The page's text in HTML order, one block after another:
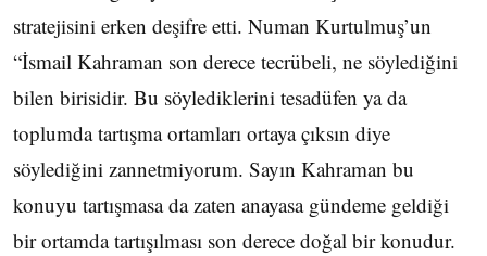
stratejisini erken deşifre etti. Numan Kurtulmuş’un
“İsmail Kahraman son derece tecrübeli, ne söylediğini
bilen birisidir. Bu söylediklerini tesadüfen ya da
toplumda tartışma ortamları ortaya çıksın diye
söylediğini zannetmiyorum. Sayın Kahraman bu
konuyu tartışmasa da zaten anayasa gündeme geldiği
bir ortamda tartışılması son derece doğal bir konudur.